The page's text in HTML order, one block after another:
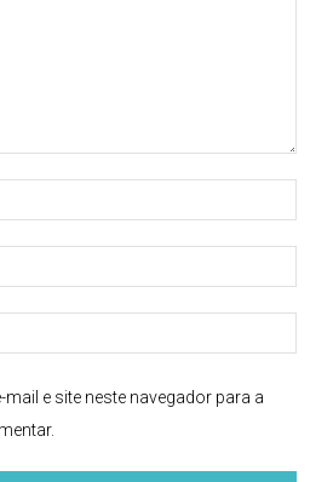
mail e site neste navegador para a